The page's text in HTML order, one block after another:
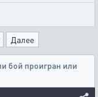
Далее
бой проигран или